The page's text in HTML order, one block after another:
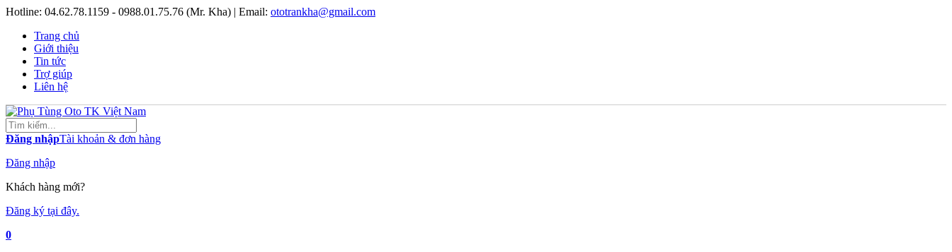
Hotline: 04.62.78.1159 - 0988.01.75.76 (Mr. Kha) | Email: ototrankha@gmail.com
Trang chủ
Giới thiệu
Tin tức
Trợ giúp
Liên hệ
Đăng nhậpTài khoản & đơn hàng
Đăng nhập
Khách hàng mới?
Đăng ký tại đây.
0